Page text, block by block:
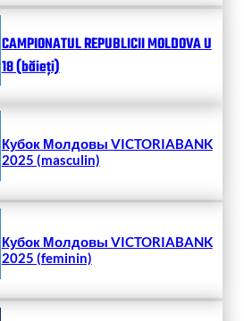
CAMPIONATUL REPUBLICII MOLDOVA U
18 (băieți)
Кубок Молдовы VICTORIABANK
2025 (masculin)
Кубок Молдовы VICTORIABANK
2025 (feminin)